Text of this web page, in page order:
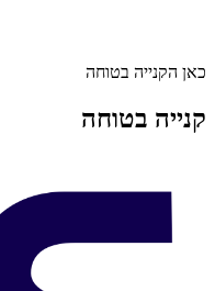
כאן הקנייה בטוחה
קנייה בטוחה